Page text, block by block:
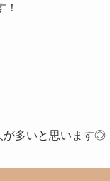
！
が多いと思います◎